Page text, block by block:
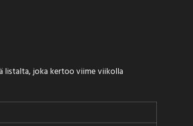
listalta, joka kertoo viime viikolla